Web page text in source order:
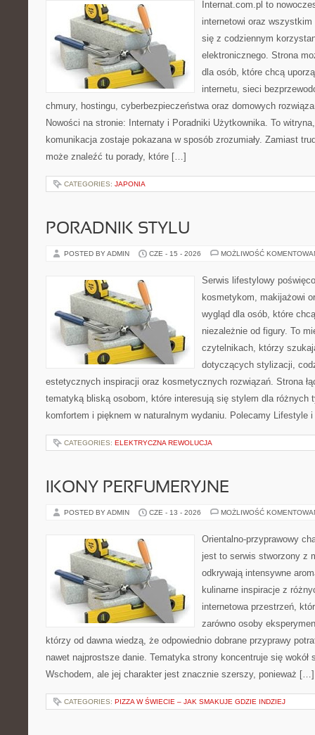
Internat.com.pl to
internetowi oraz
się z codziennym
elektronicznego. Strona
dla osób, które chcą
internetu, sieci
chmury, hostingu, cyberbezpieczeństwa oraz domowych
Nowości na stronie: Internaty i Poradniki Użytkownika. To
komunikacja zostaje pokazana w sposób zrozumiały. Zamiast
może znaleźć tu porady, które […]
CATEGORIES: JAPONIA
PORADNIK STYLU
POSTED BY ADMIN CZE - 15 - 2026 MOŻLIWOŚĆ
Serwis lifestylowy
kosmetykom, makijażowi
wygląd dla osób, które
niezależnie od figury. To
czytelnikach, którzy
dotyczących stylizacji,
estetycznych inspiracji oraz kosmetycznych rozwiązań. Strona
tematyką bliską osobom, które interesują się stylem dla różnych
komfortem i pięknem w naturalnym wydaniu. Polecamy Lifestyle
CATEGORIES: ELEKTRYCZNA REWOLUCJA
IKONY PERFUMERYJNE
POSTED BY ADMIN CZE - 13 - 2026 MOŻLIWOŚĆ
Orientalno-przyprawowy
jest to serwis stworzony z
odkrywają intensywne
kulinarne inspiracje z
internetowa przestrzeń,
zarówno osoby
którzy od dawna wiedzą, że odpowiednio dobrane przyprawy
nawet najprostsze danie. Tematyka strony koncentruje się wokół
Wschodem, ale jej charakter jest znacznie szerszy, ponieważ […]
CATEGORIES: PIZZA W ŚWIECIE – JAK SMAKUJE GDZIE INDZIEJ